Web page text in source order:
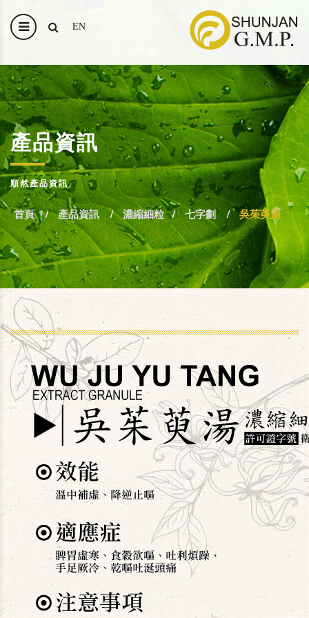
EN
產品資訊
順然產品資訊
首頁 產品資訊 濃縮細粒 七字劃 吳茱萸湯